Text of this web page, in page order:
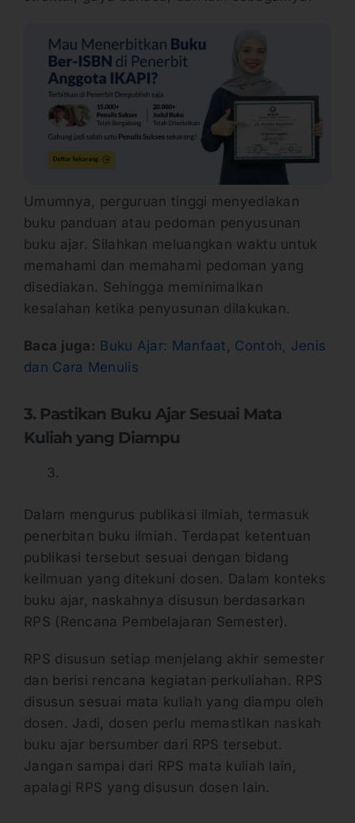
Umumnya, perguruan tinggi menyediakan
buku panduan atau pedoman penyusunan
buku ajar. Silahkan meluangkan waktu untuk
memahami dan memahami pedoman yang
disediakan. Sehingga meminimalkan
kesalahan ketika penyusunan dilakukan.
Baca juga: Buku Ajar: Manfaat, Contoh, Jenis
dan Cara Menulis
3. Pastikan Buku Ajar Sesuai Mata
Kuliah yang Diampu
Dalam mengurus publikasi ilmiah, termasuk
penerbitan buku ilmiah. Terdapat ketentuan
publikasi tersebut sesuai dengan bidang
keilmuan yang ditekuni dosen. Dalam konteks
buku ajar, naskahnya disusun berdasarkan
RPS (Rencana Pembelajaran Semester).
RPS disusun setiap menjelang akhir semester
dan berisi rencana kegiatan perkuliahan. RPS
disusun sesuai mata kuliah yang diampu oleh
dosen. Jadi, dosen perlu memastikan naskah
buku ajar bersumber dari RPS tersebut.
Jangan sampai dari RPS mata kuliah lain,
apalagi RPS yang disusun dosen lain.